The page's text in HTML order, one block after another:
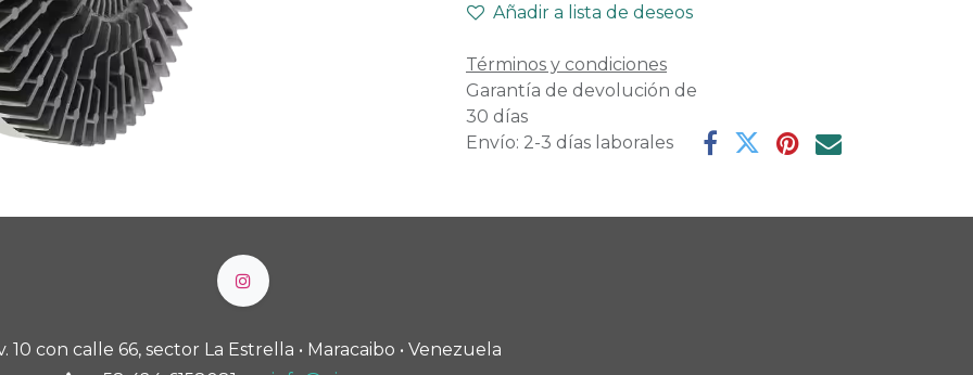
Añadir a lista de deseos
Términos y condiciones
Garantía de devolución de
30 días
Envío: 2-3 días laborales
10 con calle 66, sector La Estrella • Maracaibo • Venezuela